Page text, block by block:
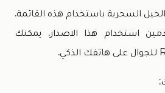
السحرية باستخدام هذه القائمة.
استخدام هذا الاصدار. يمكنك